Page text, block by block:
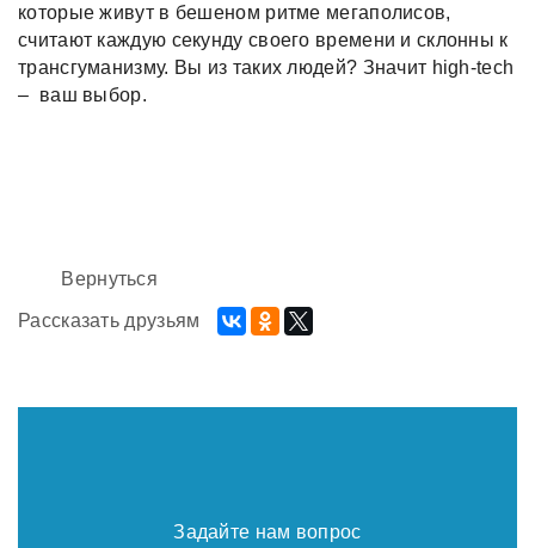
которые живут в бешеном ритме мегаполисов,
считают каждую секунду своего времени и склонны к
трансгуманизму. Вы из таких людей? Значит high-tech
– ваш выбор.
Вернуться
Рассказать друзьям
Задайте нам вопрос